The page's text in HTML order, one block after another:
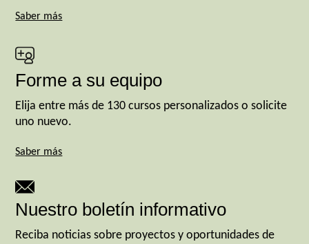
Saber más
Forme a su equipo
Elija entre más de 130 cursos personalizados o solicite
uno nuevo.
Saber más
Nuestro boletín informativo
Reciba noticias sobre proyectos y oportunidades de